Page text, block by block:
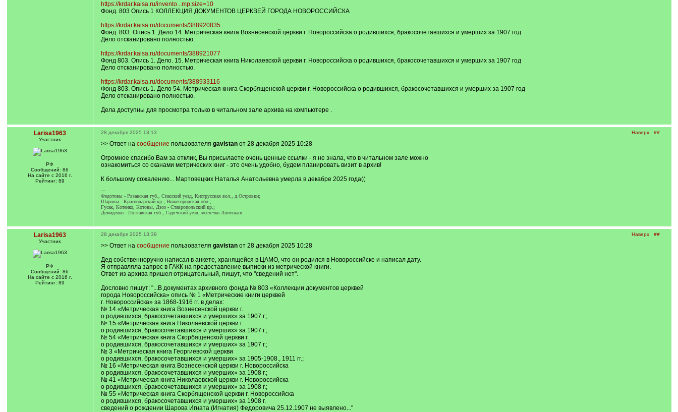
https://krdar.kaisa.ru/invento...mp;size=10
Фонд. 803 Опись 1 КОЛЛЕКЦИЯ ДОКУМЕНТОВ ЦЕРКВЕЙ ГОРОДА НОВОРОССИЙСКА
https://krdar.kaisa.ru/documents/388920835
Фонд. 803. Опись 1. Дело 14. Метрическая книга Вознесенской церкви г. Новороссийска о родившихся, бракосочетавшихся и умерших за 1907 год
Дело отсканировано полностью.
https://krdar.kaisa.ru/documents/388921077
Фонд 803. Опись 1. Дело. 15. Метрическая книга Николаевской церкви г. Новороссийска о родившихся, бракосочетавшихся и умерших за 1907 год
Дело отсканировано полностью.
https://krdar.kaisa.ru/documents/388933116
Фонд 803. Опись 1. Дело 54. Метрическая книга Скорбященской церкви г. Новороссийска о родившихся, бракосочетавшихся и умерших за 1907 год
Дело отсканировано полностью.
Дела доступны для просмотра только в читальном зале архива на компьютере .
Larisa1963
Участник
РФ
Сообщений: 86
На сайте с 2016 г.
Рейтинг: 89
Наверх ##
28 декабря 2025 13:13
>> Ответ на сообщение пользователя gavistanот 28 декабря 2025 10:28
Огромное спасибо Вам за отклик, Вы присылаете очень ценные ссылки - я не знала, что в читальном зале можно
ознакомиться со сканами метрических книг - это очень удобно, будем планировать визит в архив!
К большому сожалению... Мартовецких Наталья Анатольевна умерла в декабре 2025 года((
---
Федотовы - Рязанская губ., Спасский уезд, Киструсская вол., д.Островки;
Шаровы - Краснодарский кр., Нижегородская обл.;
Гусак, Котенко, Котовы, Дзоз - Ставропольский кр.;
Демиденко - Полтавская губ., Гадячский уезд, местечко Лютеньки
Larisa1963
Участник
РФ
Сообщений: 86
На сайте с 2016 г.
Рейтинг: 89
Наверх ##
28 декабря 2025 13:39
>> Ответ на сообщение пользователя gavistanот 28 декабря 2025 10:28
Дед собственноручно написал в анкете, хранящейся в ЦАМО, что он родился в Новороссийске и написал дату.
Я отправляла запрос в ГАКК на предоставление выписки из метрической книги.
Ответ из архива пришел отрицательный, пишут, что "сведений нет".
Дословно пишут: "...В документах архивного фонда № 803 «Коллекции документов церквей
города Новороссийска» опись № 1 «Метрические книги церквей
г. Новороссийска» за 1868-1916 гг. в делах:
№ 14 «Метрическая книга Вознесенской церкви г.
о родившихся, бракосочетавшихся и умерших» за 1907 г.;
№ 15 «Метрическая книга Николаевской церкви г.
о родившихся, бракосочетавшихся и умерших» за 1907 г.;
№ 54 «Метрическая книга Скорбященской церкви г.
о родившихся, бракосочетавшихся и умерших» за 1907 г.;
№ 3 «Метрическая книга Георгиевской церкви
о родившихся, бракосочетавшихся и умерших» за 1905-1908., 1911 гг.;
№ 16 «Метрическая книга Вознесенской церкви г. Новороссийска
о родившихся, бракосочетавшихся и умерших» за 1908 г.;
№ 41 «Метрическая книга Николаевской церкви г. Новороссийска
о родившихся, бракосочетавшихся и умерших» за 1908 г.;
№ 55 «Метрическая книга Скорбященской церкви г. Новороссийска
о родившихся, бракосочетавшихся и умерших» за 1908 г.
сведений о рождении Шарова Игната (Игнатия) Федоровича 25.12.1907 не выявлено..."